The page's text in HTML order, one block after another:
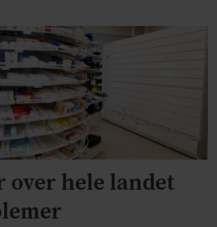
over hele landet